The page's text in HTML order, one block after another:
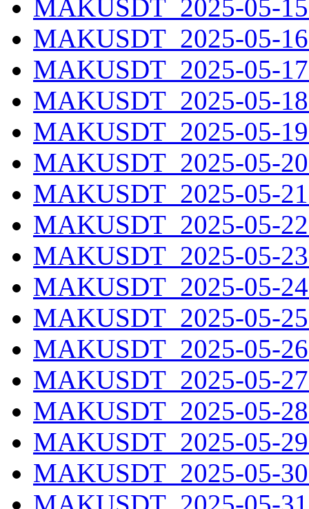
MAKUSDT_2025-05-
MAKUSDT_2025-05-
MAKUSDT_2025-05-
MAKUSDT_2025-05-
MAKUSDT_2025-05-
MAKUSDT_2025-05-
MAKUSDT_2025-05-
MAKUSDT_2025-05-
MAKUSDT_2025-05-
MAKUSDT_2025-05-
MAKUSDT_2025-05-
MAKUSDT_2025-05-
MAKUSDT_2025-05-
MAKUSDT_2025-05-
MAKUSDT_2025-05-
MAKUSDT_2025-05-